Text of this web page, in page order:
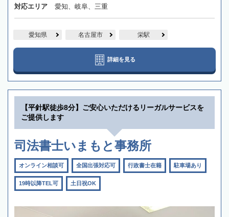
対応エリア 愛知、岐阜、三重
愛知県 名古屋市 栄駅
詳細を見る
【平針駅徒歩8分】ご安心いただけるリーガルサービスを
ご提供します
司法書士いまもと事務所
オンライン相談可 全国出張対応可 行政書士在籍 駐車場あり
19時以降TEL可 土日祝OK